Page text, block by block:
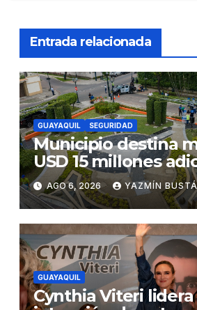
Entrada relacionada
GUAYAQUIL SEGURIDAD
Municipio destina
USD 15 millones
SEGURA EP para
seguridad
AGO 6, 2026 YAZMÍN
GUAYAQUIL
Cynthia Viteri lidera